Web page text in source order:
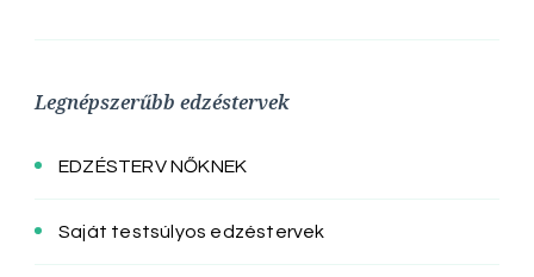
Legnépszerűbb edzéstervek
EDZÉSTERV NŐKNEK
Saját testsúlyos edzéstervek